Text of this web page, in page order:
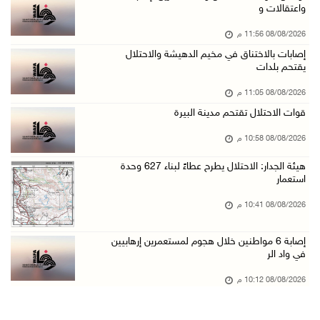
مستعمرون يقتحمون بلدة بيت عور التحتا وقرية جل ...
08/آب/2026 06:39 م
الجامعة العربية الأمريكية تختتم فعاليات تخريج ...
08/آب/2026 05:52 م
واعتقالات و
08/08/2026 11:56 م
إصابات بالاختناق في مخيم الدهيشة والاحتلال
يقتحم بلدات
08/08/2026 11:05 م
قوات الاحتلال تقتحم مدينة البيرة
08/08/2026 10:58 م
هيئة الجدار: الاحتلال يطرح عطاءً لبناء 627 وحدة
استعمار
08/08/2026 10:41 م
إصابة 6 مواطنين خلال هجوم لمستعمرين إرهابيين
في واد الر
08/08/2026 10:12 م